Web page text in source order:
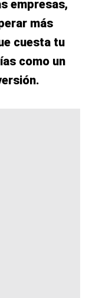
empresas,
más
cuesta tu
como un